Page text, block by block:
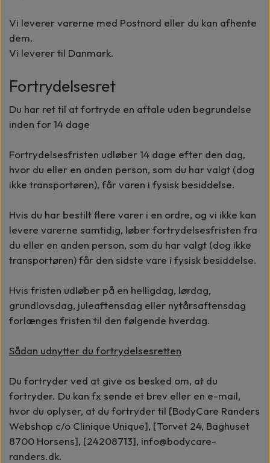
Vi leverer varerne med Postnord eller du kan afhente
dem.
Vi leverer til Danmark.
Fortrydelsesret
Du har ret til at fortryde en aftale uden begrundelse
inden for 14 dage
Fortrydelsesfristen udløber 14 dage efter den dag,
hvor du eller en anden person, som du har valgt (dog
ikke transportøren), får varen i fysisk besiddelse.
Hvis du har bestilt flere varer i en ordre, og vi ikke kan
levere varerne samtidig, løber fortrydelsesfristen fra
du eller en anden person, som du har valgt (dog ikke
transportøren) får den sidste vare i fysisk besiddelse.
Hvis fristen udløber på en helligdag, lørdag,
grundlovsdag, juleaftensdag eller nytårsaftensdag
forlænges fristen til den følgende hverdag.
Sådan udnytter du fortrydelsesretten
Du fortryder ved at give os besked om, at du
fortryder. Du kan fx sende et brev eller en e-mail,
hvor du oplyser, at du fortryder til [BodyCare Randers
Webshop c/o Clinique Unique], [Torvet 24, Baghuset
8700 Horsens], [24208713], info@bodycare-
randers.dk.